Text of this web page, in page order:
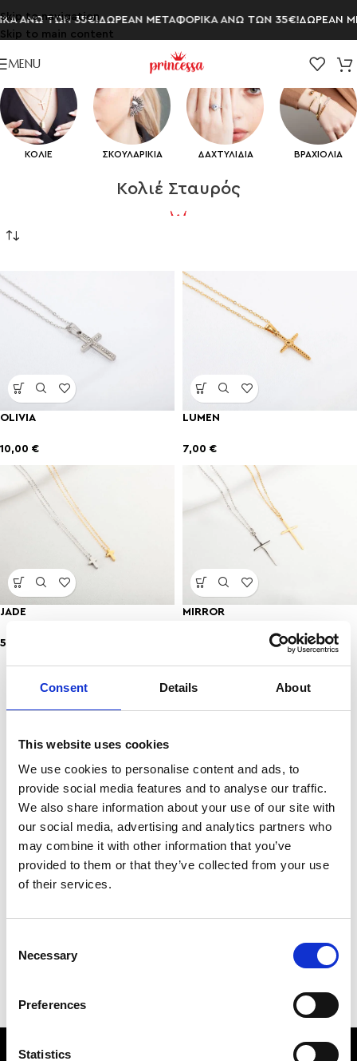
Consent Details About
This website uses cookies
We use cookies to personalise content and ads, to
provide social media features and to analyse our traffic.
We also share information about your use of our site with
our social media, advertising and analytics partners who
may combine it with other information that you’ve
provided to them or that they’ve collected from your use
of their services.
Selection
Necessary
Preferences
Statistics
Skip to navigation
Skip to main content
ΑΝΩ ΤΩΝ 35€!ΔΩΡΕΑΝ ΜΕΤΑΦΟΡΙΚΑ ΑΝΩ ΤΩΝ 35€!ΔΩΡΕΑΝ
MENU
ΚΟΛΙΕ ΣΚΟΥΛΑΡΙΚΙΑ ΔΑΧΤΥΛΙΔΙΑ ΒΡΑΧΙΟΛΙΑ
Κολιέ Σταυρός
OLIVIA
10,00 €
LUMEN
7,00 €
JADE
5,00
MIRROR